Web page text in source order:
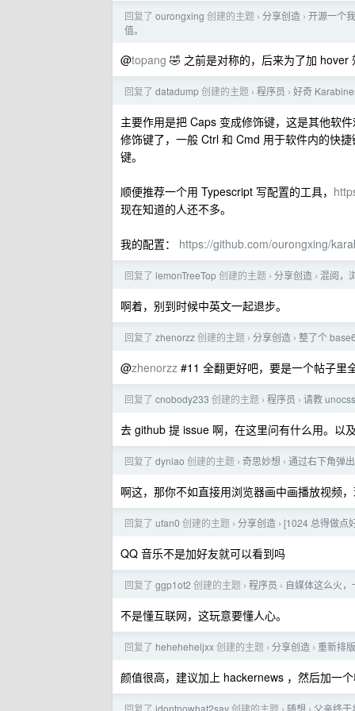
回复了 ourongxing 创建的主题 › 分享创造 › 开源一个
值。
@topang 🤣 之前是对称的，后来为了加
回复了 datadump创建的主题 › 程序员 › 好奇
主要作用是把 Caps 变成修饰键，这是其他软
修饰键了，一般 Ctrl 和 Cmd 用于软件内的快
键。
顺便推荐一个用 Typescript 写配置的工具，
现在知道的人还不多。
我的配置： https://github.com/ourongxing/
回复了 lemonTreeTop创建的主题 › 分享创造 › 混阅，
啊着，别到时候中英文一起退步。
回复了 zhenorzz创建的主题 › 分享创造 › 整了个
@zhenorzz #11 全翻更好吧，要是一个帖子里
回复了 cnobody233 创建的主题 › 程序员 › 请教
去 github 提 issue 啊，在这里问有什么用。以
回复了 dyniao 创建的主题 › 奇思妙想 › 通过右下角弹
啊这，那你不如直接用浏览器画中画播放视频
回复了 ufan0 创建的主题 › 分享创造 › [1024 总得做点
QQ 音乐不是加好友就可以看到吗
回复了 ggp1ot2 创建的主题 › 程序员 › 自媒体这么火
不是懂互联网，这玩意要懂人心。
回复了 heheheheljxx创建的主题 › 分享创造 › 重新排
颜值很高，建议加上 hackernews ，然后加一
回复了 idontnowhat2say创建的主题 随想 父亲终